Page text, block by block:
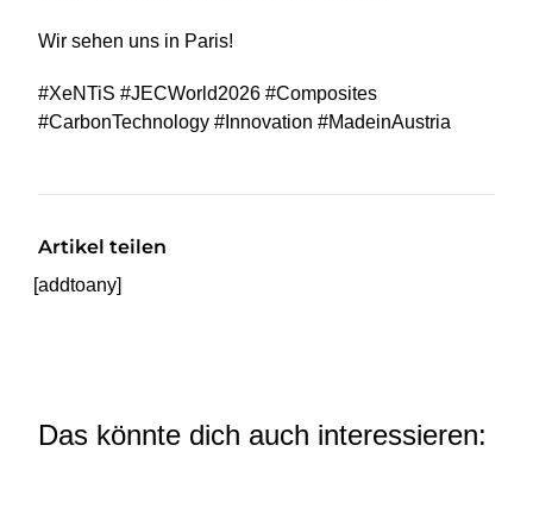
Wir sehen uns in Paris!
#XeNTiS #JECWorld2026 #Composites
#CarbonTechnology #Innovation #MadeinAustria
Artikel teilen
[addtoany]
Das könnte dich auch interessieren: